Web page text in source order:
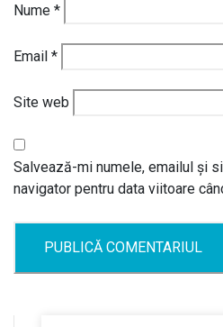
Nume *
Email *
Site web
Salvează-mi numele, emailul și
navigator pentru data viitoare